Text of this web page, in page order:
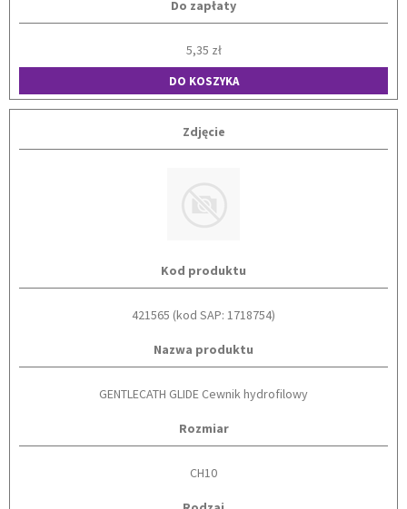
Do zapłaty
5,35 zł
DO KOSZYKA
Zdjęcie
Kod produktu
421565 (kod SAP: 1718754)
Nazwa produktu
GENTLECATH GLIDE Cewnik hydrofilowy
Rozmiar
CH10